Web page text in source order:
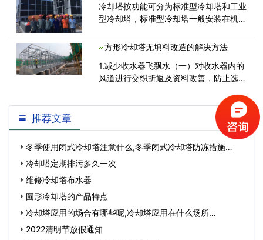
冷却塔按功能可分为标准型冷却塔和工业
型冷却塔，标准型冷却塔一般安装在机
装在循环水池上面。根据冷却塔行业标准
方形冷却塔无填料改造的解决方法
1.减少收水器飞飘水（一）对收水器内的
风道进行交织折返及资料改善，防止选用
推荐文章
冬季使用闭式冷却塔注意什么,冬季闭式冷却塔防冻措施…
冷却塔定期排污多久一次
维修冷却塔布水器
圆形冷却塔的产品特点
冷却塔应用的场合有哪些呢,冷却塔应用在什么场所…
2022清明节放假通知